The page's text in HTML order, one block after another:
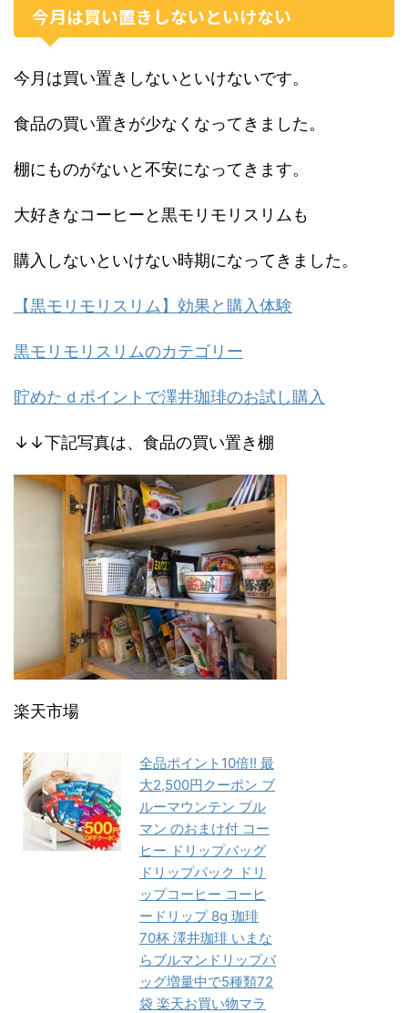
今月は買い置きしないといけない
今月は買い置きしないといけないです。
食品の買い置きが少なくなってきました。
棚にものがないと不安になってきます。
大好きなコーヒーと黒モリモリスリムも
購入しないといけない時期になってきました。
【黒モリモリスリム】効果と購入体験
黒モリモリスリムのカテゴリー
貯めたｄポイントで澤井珈琲のお試し購入
↓↓下記写真は、食品の買い置き棚
楽天市場
全品ポイント10倍!! 最
大2,500円クーポン ブ
ルーマウンテン ブル
マン のおまけ付 コー
ヒー ドリップバッグ
ドリップパック ドリ
ップコーヒー コーヒ
ードリップ 8g 珈琲
70杯 澤井珈琲 いまな
らブルマンドリップバ
ッグ増量中で5種類72
袋 楽天お買い物マラ